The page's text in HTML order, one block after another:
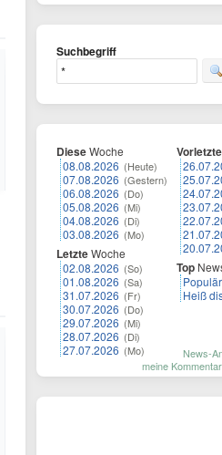
Suchbegriff
DieseWoche
08.08.2026 (Heute)
07.08.2026 (Gestern)
06.08.2026 (Do)
05.08.2026 (Mi)
04.08.2026 (Di)
03.08.2026 (Mo)
LetzteWoche
02.08.2026 (So)
01.08.2026 (Sa)
31.07.2026 (Fr)
30.07.2026 (Do)
29.07.2026 (Mi)
28.07.2026 (Di)
27.07.2026 (Mo)
Vorletzte
Top
Heiß
News-
meine